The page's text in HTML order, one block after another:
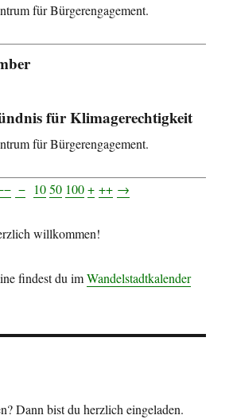
für Bürgerengagement.
für Klimagerechtigkeit
für Bürgerengagement.
− 1050 100+ ++ →
willkommen!
findest du imWandelstadtkalender
Dann bist du herzlich eingeladen.